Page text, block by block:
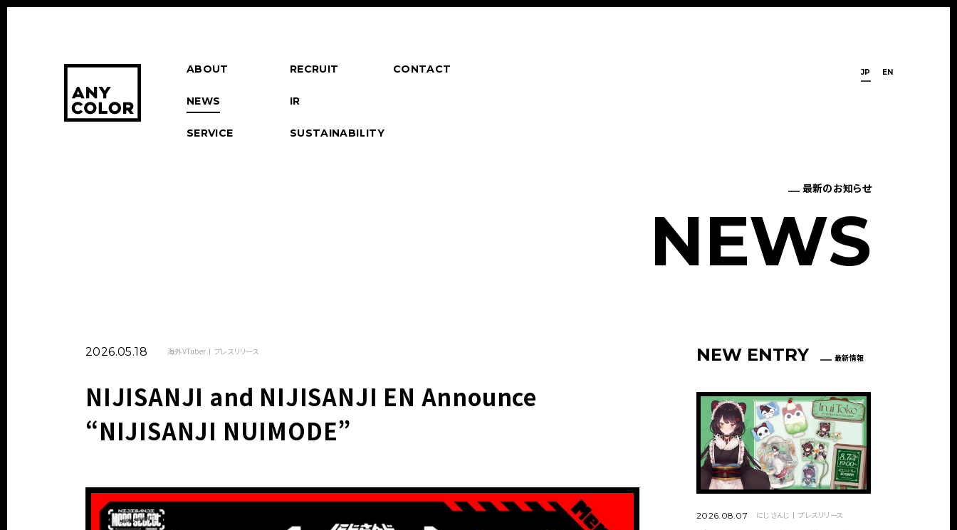
ABOUT
NEWS
SERVICE
RECRUIT
IR
SUSTAINABILITY
CONTACT JP EN
最新のお知らせ
NEWS
2026.05.18 海外VTuber プレスリリース
NIJISANJI and NIJISANJI EN Announce
“NIJISANJI NUIMODE”
NEW ENTRY 最新情報
2026.08.07 にじさんじ プレスリリース